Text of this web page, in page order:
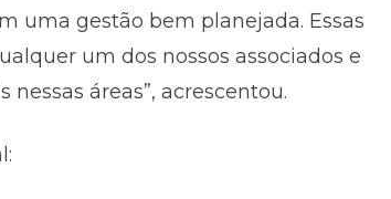
uma gestão bem planejada. Essas
um dos nossos associados e
áreas”, acrescentou.